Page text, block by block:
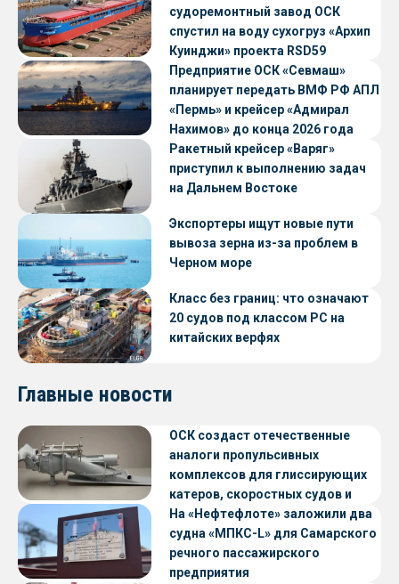
судоремонтный завод ОСК
спустил на воду сухогруз «Архип
Куинджи» проекта RSD59
Предприятие ОСК «Севмаш»
планирует передать ВМФ РФ АПЛ
«Пермь» и крейсер «Адмирал
Нахимов» до конца 2026 года
Ракетный крейсер «Варяг»
приступил к выполнению задач
на Дальнем Востоке
Экспортеры ищут новые пути
вывоза зерна из-за проблем в
Черном море
Класс без границ: что означают
20 судов под классом РС на
китайских верфях
Главные новости
ОСК создаст отечественные
аналоги пропульсивных
комплексов для глиссирующих
катеров, скоростных судов и
судов с малой осадкой
На «Нефтефлоте» заложили два
судна «МПКС-L» для Самарского
речного пассажирского
предприятия